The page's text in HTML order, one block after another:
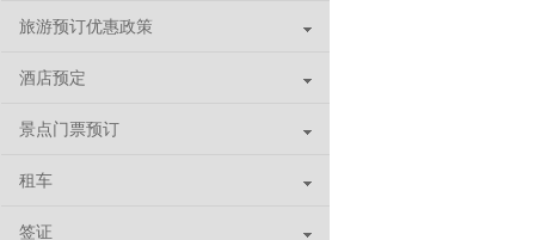
旅游预订优惠政策
酒店预定
景点门票预订
租车
签证